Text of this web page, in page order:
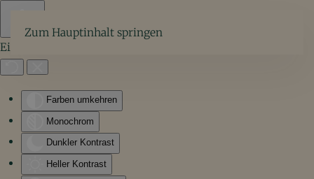
Eingabehilfen öffnen
Farben umkehren
Monochrom
Dunkler Kontrast
Heller Kontrast
Zum Hauptinhalt springen